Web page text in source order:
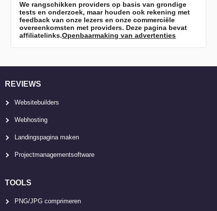
We rangschikken providers op basis van grondige
tests en onderzoek, maar houden ook rekening met
feedback van onze lezers en onze commerciële
overeenkomsten met providers. Deze pagina bevat
affiliatelinks.Openbaarmaking van advertenties
REVIEWS
Websitebuilders
Webhosting
Landingspagina maken
Projectmanagementsoftware
TOOLS
PNG/JPG comprimeren